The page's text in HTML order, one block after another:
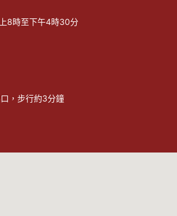
8時至下午4時30分
，步行約3分鐘